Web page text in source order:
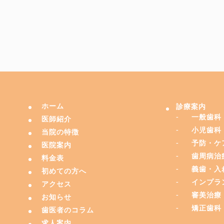
ホーム
医師紹介
当院の特徴
医院案内
料金表
初めての方へ
アクセス
お知らせ
歯医者のコラム
診療案内
一般歯科
小児歯科
予防・ケ
歯周病治
義歯・入
インプラ
審美治療
矯正歯科